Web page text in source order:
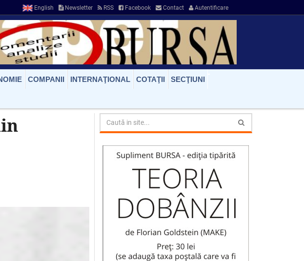
English Newsletter RSS Facebook Contact Autentificare
COMPANII INTERNAŢIONAL COTAŢII SECŢIUNI